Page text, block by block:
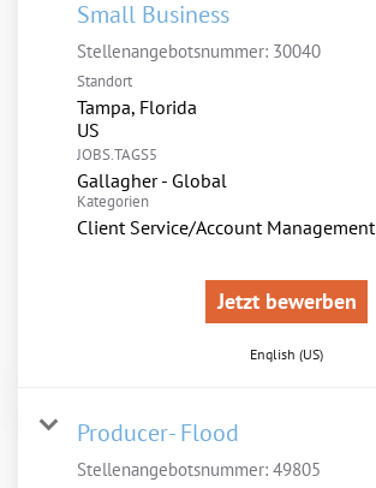
Small Business
Stellenangebotsnummer: 30040
Standort
Tampa, Florida
JOBS.TAGS5
Gallagher - Global
Kategorien
Client Service/Account Management
Jetzt bewerben
English (US)
Producer- Flood
Stellenangebotsnummer: 49805